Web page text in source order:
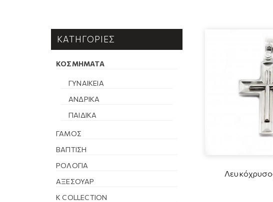
ΚΑΤΗΓΟΡΊΕΣ
ΚΟΣΜΉΜΑΤΑ
ΓΥΝΑΙΚΕΊΑ
ΑΝΔΡΙΚΆ
ΠΑΙΔΙΚΆ
ΓΆΜΟΣ
ΒΆΠΤΙΣΗ
ΡΟΛΌΓΙΑ
ΑΞΕΣΟΥΆΡ
K COLLECTION